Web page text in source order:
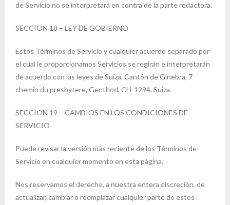
de Servicio no se interpretará en contra de la parte redactora.
SECCION 18 – LEY DE GOBIERNO
Estos Términos de Servicio y cualquier acuerdo separado por
el cual le proporcionamos Servicios se regirán e interpretarán
de acuerdo con las leyes de Suiza, Cantón de Ginebra, 7
chemin du presbytere, Genthod, CH-1294, Suiza.
SECCION 19 – CAMBIOS EN LOS CONDICIONES DE
SERVICIO
Puede revisar la versión más reciente de los Términos de
Servicio en cualquier momento en esta página.
Nos reservamos el derecho, a nuestra entera discreción, de
actualizar, cambiar o reemplazar cualquier parte de estos